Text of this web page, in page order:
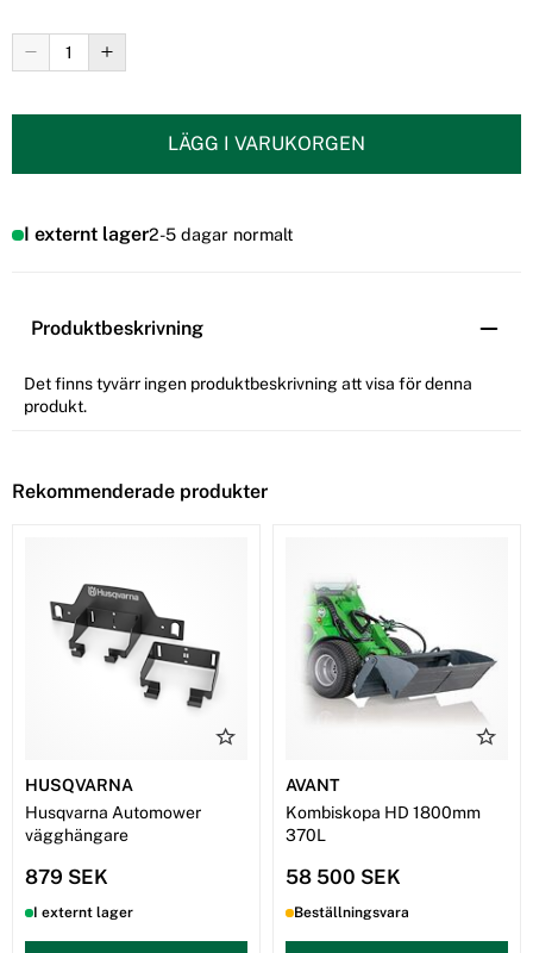
LÄGG I VARUKORGEN
I externt lager2-5 dagar normalt
Produktbeskrivning
Det finns tyvärr ingen produktbeskrivning att visa för denna
produkt.
Rekommenderade produkter
HUSQVARNA
Husqvarna Automower
vägghängare
879 SEK
I externt lager
AVANT
Kombiskopa HD 1800mm
370L
58 500 SEK
Beställningsvara